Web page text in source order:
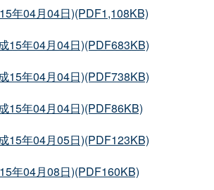
年04月04日)(PDF1,108KB)
15年04月04日)(PDF683KB)
15年04月04日)(PDF738KB)
15年04月04日)(PDF86KB)
15年04月05日)(PDF123KB)
年04月08日)(PDF160KB)